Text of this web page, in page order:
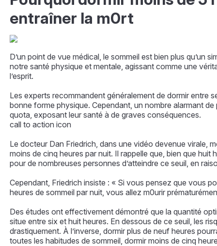
entraîner la m0rt
D’un point de vue médical, le sommeil est bien plus qu’un
notre santé physique et mentale, agissant comme une
l’esprit.
Les experts recommandent généralement de dormir entre
bonne forme physique. Cependant, un nombre alarmant
quota, exposant leur santé à de graves conséquences.
call to action icon
Le docteur Dan Friedrich, dans une vidéo devenue virale,
moins de cinq heures par nuit. Il rappelle que, bien que huit
pour de nombreuses personnes d’atteindre ce seuil, en
Cependant, Friedrich insiste : « Si vous pensez que vous
heures de sommeil par nuit, vous allez m0urir
Des études ont effectivement démontré que la quantité
situe entre six et huit heures. En dessous de ce seuil, les
drastiquement. À l’inverse, dormir plus de neuf heures
toutes les habitudes de sommeil, dormir moins de cinq